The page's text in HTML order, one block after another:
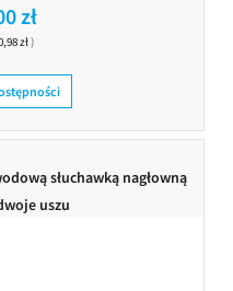
zł
zł)
słuchawką nagłowną
uszu